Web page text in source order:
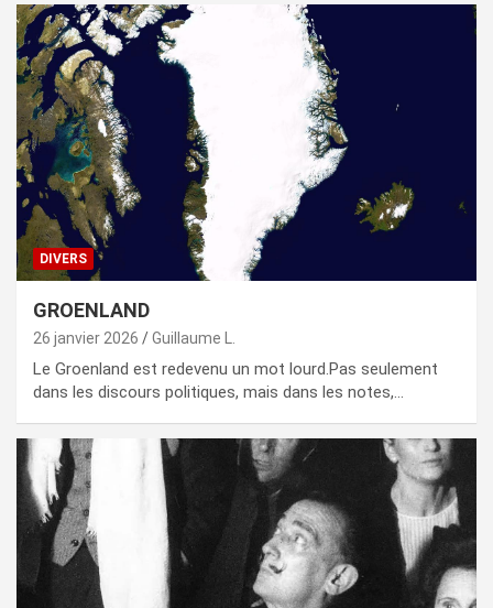
DIVERS
GROENLAND
26 janvier 2026 Guillaume L.
Le Groenland est redevenu un mot lourd.Pas seulement
dans les discours politiques, mais dans les notes,…